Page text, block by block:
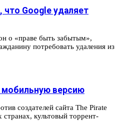
что Google удаляет
о «праве быть забытым»,
потребовать удаления из
мобильную версию
создателей сайта The Pirate
культовый торрент-